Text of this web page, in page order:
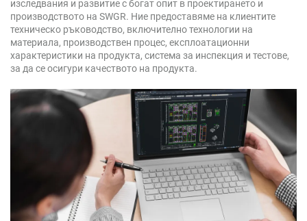
изследвания и развитие с богат опит в проектирането и
производството на SWGR. Ние предоставяме на клиентите
техническо ръководство, включително технологии на
материала, производствен процес, експлоатационни
характеристики на продукта, система за инспекция и тестове,
за да се осигури качеството на продукта.